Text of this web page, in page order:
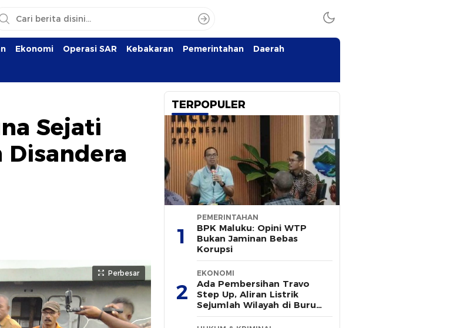
Ekonomi Operasi SAR Kebakaran Pemerintahan Daerah
Sejati
Disandera
Perbesar
TERPOPULER
1
PEMERINTAHAN
BPK Maluku: Opini WTP
Bukan Jaminan Bebas
Korupsi
2
EKONOMI
Ada Pembersihan Travo
Step Up, Aliran Listrik
Sejumlah Wilayah di Buru
Padam Sementara